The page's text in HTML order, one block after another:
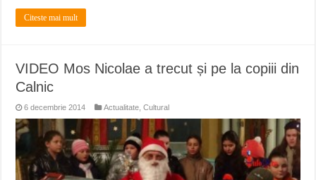
Citeste mai mult
VIDEO Mos Nicolae a trecut și pe la copiii din
Calnic
6 decembrie 2014 Actualitate ,Cultural